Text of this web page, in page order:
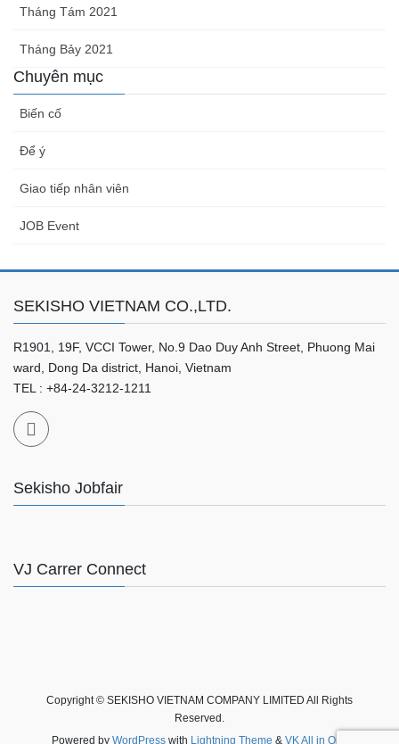
Tháng Tám 2021
Tháng Bảy 2021
Chuyên mục
Biến cố
Để ý
Giao tiếp nhân viên
JOB Event
SEKISHO VIETNAM CO.,LTD.
R1901, 19F, VCCI Tower, No.9 Dao Duy Anh Street, Phuong Mai
ward, Dong Da district, Hanoi, Vietnam
TEL : +84-24-3212-1211
Sekisho Jobfair
VJ Carrer Connect
Copyright © SEKISHO VIETNAM COMPANY LIMITED All Rights
Reserved.
Powered by WordPresswith Lightning Theme & VK All in One